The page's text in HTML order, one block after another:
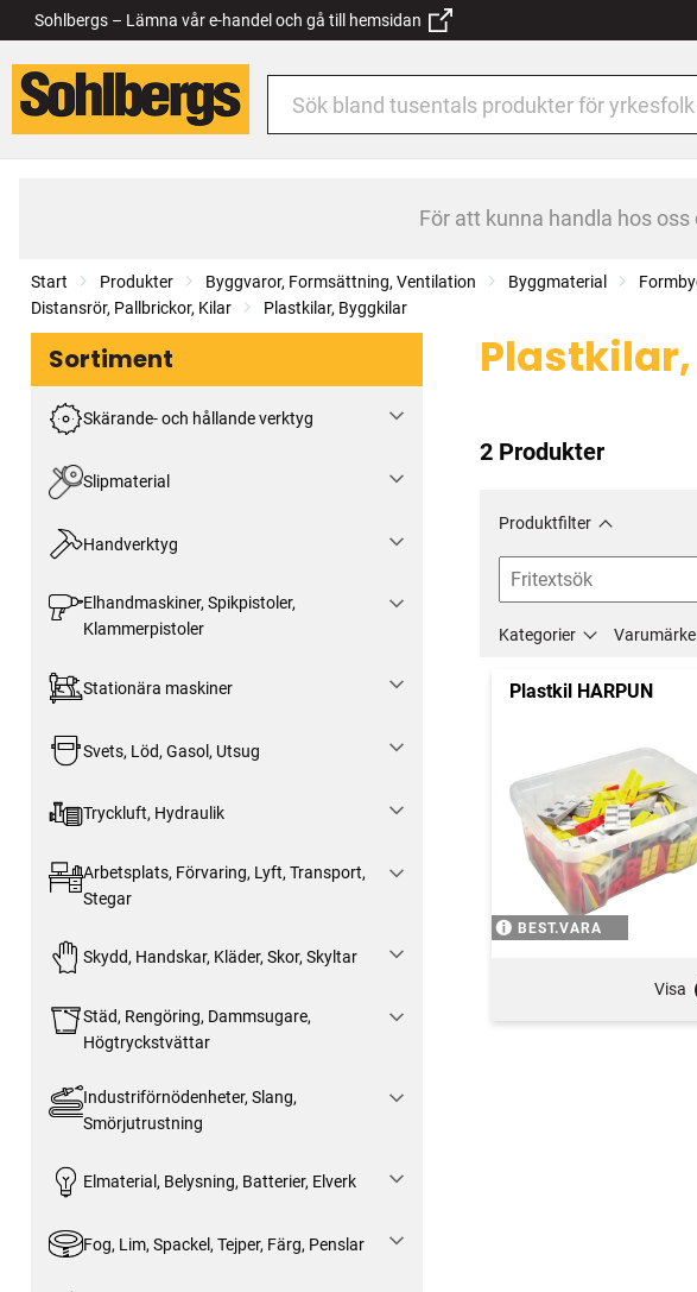
Sohlbergs – Lämna vår e-handel och gå till hemsidan
För att kunna handla hos
Start Produkter Byggvaror, Formsättning, Ventilation Byggmaterial
Distansrör, Pallbrickor, Kilar
Plastkilar, Byggkilar
Sortiment
Skärande- och hållande verktyg
Slipmaterial
Handverktyg
Elhandmaskiner, Spikpistoler,
Klammerpistoler
Stationära maskiner
Svets, Löd, Gasol, Utsug
Tryckluft, Hydraulik
Arbetsplats, Förvaring, Lyft, Transport,
Stegar
Skydd, Handskar, Kläder, Skor, Skyltar
Städ, Rengöring, Dammsugare,
Högtryckstvättar
Industriförnödenheter, Slang,
Smörjutrustning
Elmaterial, Belysning, Batterier, Elverk
Fog, Lim, Spackel, Tejper, Färg, Penslar
2 Produkter
Produktfilter
Kategorier Varumärke
Plastkil HARPUN
BEST.VARA
Visa